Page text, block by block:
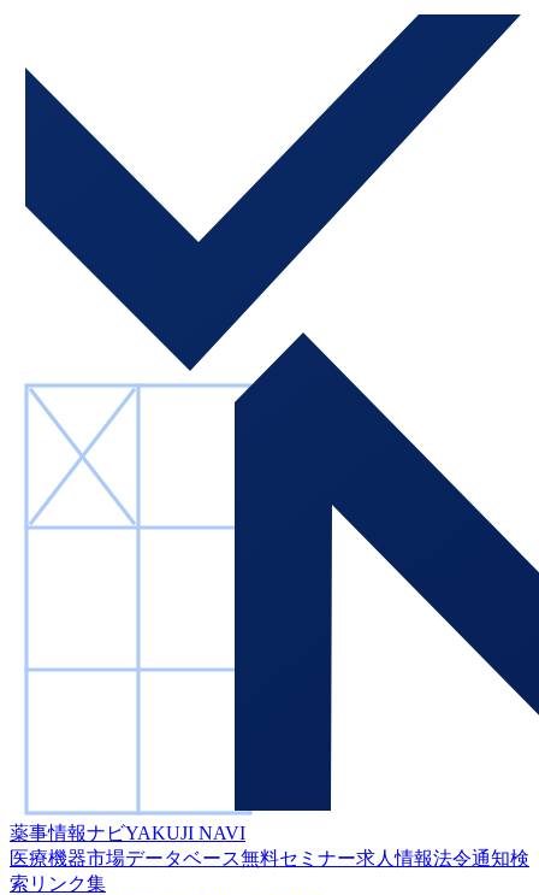
薬事情報ナビYAKUJI NAVI
医療機器市場データベース無料セミナー求人情報法令通知検
索 リンク集